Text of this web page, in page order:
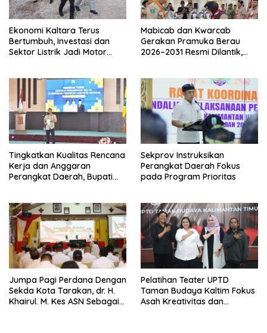
Ekonomi Kaltara Terus
Bertumbuh, Investasi dan
Sektor Listrik Jadi Motor
Mabicab dan Kwarcab
Gerakan Pramuka Berau
2026–2031 Resmi Dilantik,
Tingkatkan Kualitas Rencana
Kerja dan Anggaran
Perangkat Daerah, Bupati
Sekprov Instruksikan
Perangkat Daerah Fokus
pada Program Prioritas
Jumpa Pagi Perdana Dengan
Sekda Kota Tarakan, dr. H.
Khairul. M. Kes ASN Sebagai
Pelatihan Teater UPTD
Taman Budaya Kaltim Fokus
Asah Kreativitas dan